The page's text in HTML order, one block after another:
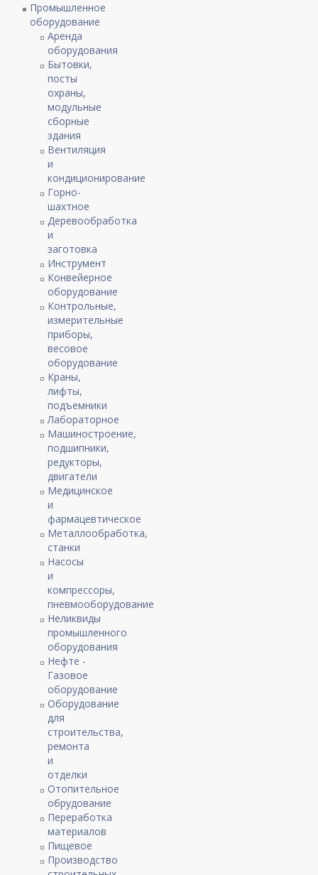
Промышленное
оборудование
Аренда
оборудования
Бытовки,
посты
охраны,
модульные
сборные
здания
Вентиляция
и
кондиционирование
Горно-
шахтное
Деревообработка
и
заготовка
Инструмент
Конвейерное
оборудование
Контрольные,
измерительные
приборы,
весовое
оборудование
Краны,
лифты,
подъемники
Лабораторное
Машиностроение,
подшипники,
редукторы,
двигатели
Медицинское
и
фармацевтическое
Металлообработка,
станки
Насосы
и
компрессоры,
пневмооборудование
Неликвиды
промышленного
оборудования
Нефте -
Газовое
оборудование
Оборудование
для
строительства,
ремонта
и
отделки
Отопительное
обрудование
Переработка
материалов
Пищевое
Производство